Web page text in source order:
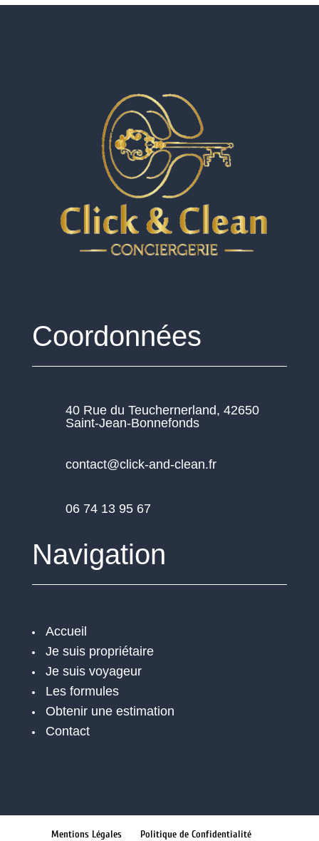
Coordonnées
40 Rue du Teuchernerland, 42650
Saint-Jean-Bonnefonds
contact@click-and-clean.fr
06 74 13 95 67
Navigation
Accueil
Je suis propriétaire
Je suis voyageur
Les formules
Obtenir une estimation
Contact
Mentions Légales Politique de Confidentialité